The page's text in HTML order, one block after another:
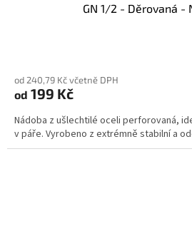
GN 1/2 - Děrovaná -
od 240,79 Kč včetně DPH
od 199 Kč
Nádoba z ušlechtilé oceli perforovaná,
v páře. Vyrobeno z extrémně stabilní a